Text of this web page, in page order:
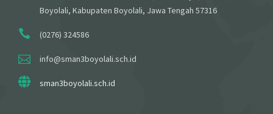
Boyolali, Kabupaten Boyolali, Jawa Tengah 57316
(0276) 324586
info@sman3boyolali.sch.id
sman3boyolali.sch.id